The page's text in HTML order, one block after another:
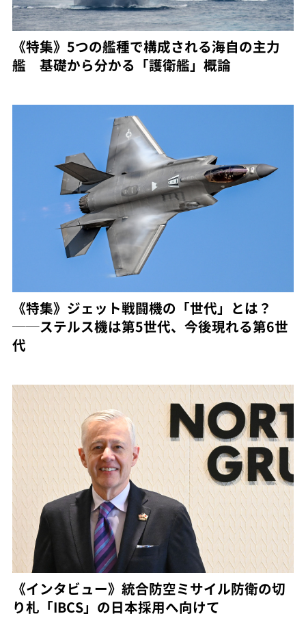
《特集》5つの艦種で構成される海自の主力
艦 基礎から分かる「護衛艦」概論
《特集》ジェット戦闘機の「世代」とは？
──ステルス機は第5世代、今後現れる第6世
代
《インタビュー》統合防空ミサイル防衛の切
り札「IBCS」の日本採用へ向けて